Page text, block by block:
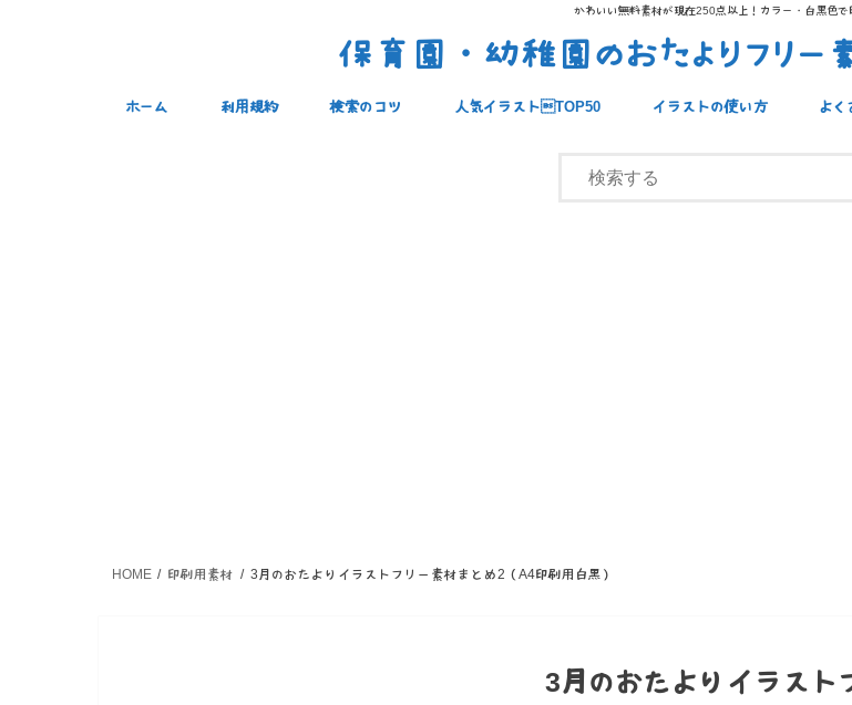
かわいい無料素材が現在250点以上！カラー・白黒色で
保育園・幼稚園のおたよりフリー素
ホーム 利用規約 検索のコツ 人気イラストTOP50 イラストの使い方 よく
HOME 印刷用素材 3月のおたよりイラストフリー素材まとめ2（A4印刷用白黒）
3月のおたよりイラスト